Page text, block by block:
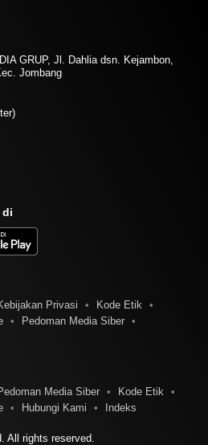
GRUP, Jl. Dahlia dsn. Kejambon,
Jombang
di
Privasi
Kode Etik
Pedoman Media Siber
Media Siber
Kode Etik
Hubungi Kami Indeks
All rights reserved.